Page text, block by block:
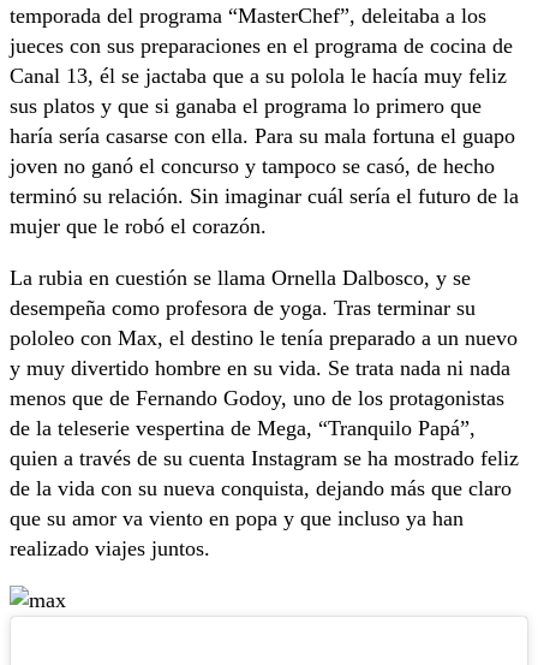
temporada del programa “MasterChef”, deleitaba a los
jueces con sus preparaciones en el programa de cocina de
Canal 13, él se jactaba que a su polola le hacía muy feliz
sus platos y que si ganaba el programa lo primero que
haría sería casarse con ella. Para su mala fortuna el guapo
joven no ganó el concurso y tampoco se casó, de hecho
terminó su relación. Sin imaginar cuál sería el futuro de la
mujer que le robó el corazón.
La rubia en cuestión se llama Ornella Dalbosco, y se
desempeña como profesora de yoga. Tras terminar su
pololeo con Max, el destino le tenía preparado a un nuevo
y muy divertido hombre en su vida. Se trata nada ni nada
menos que de Fernando Godoy, uno de los protagonistas
de la teleserie vespertina de Mega, “Tranquilo Papá”,
quien a través de su cuenta Instagram se ha mostrado feliz
de la vida con su nueva conquista, dejando más que claro
que su amor va viento en popa y que incluso ya han
realizado viajes juntos.